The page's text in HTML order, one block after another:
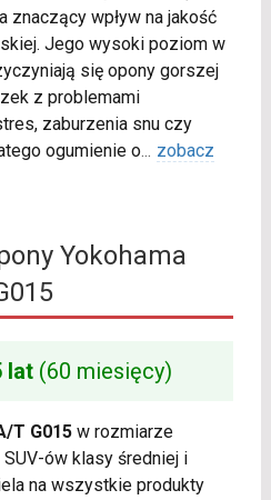
znaczący wpływ na jakość
Jego wysoki poziom w
się opony gorszej
z problemami
zaburzenia snu czy
ogumienie o... zobacz
Yokohama
lat (60 miesięcy)
T G015w rozmiarze
ów klasy średniej i
na wszystkie produkty